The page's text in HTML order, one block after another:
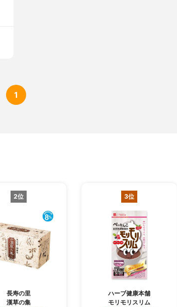
1
2位
長寿の里
漢草の集
3位
ハーブ健康本舗
モリモリスリム